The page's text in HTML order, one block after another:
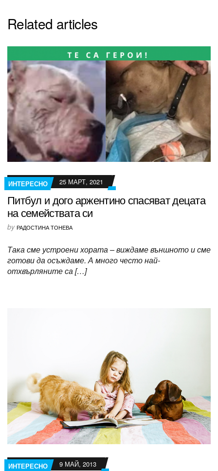
Related articles
ИНТЕРЕСНО 25 МАРТ, 2021
Питбул и дого аржентино спасяват децата
на семействата си
by РАДОСТИНА ТОНЕВА
Така сме устроени хората – виждаме външното и сме
готови да осъждаме. А много често най-
отхвърляните са […]
ИНТЕРЕСНО 9 МАЙ, 2013